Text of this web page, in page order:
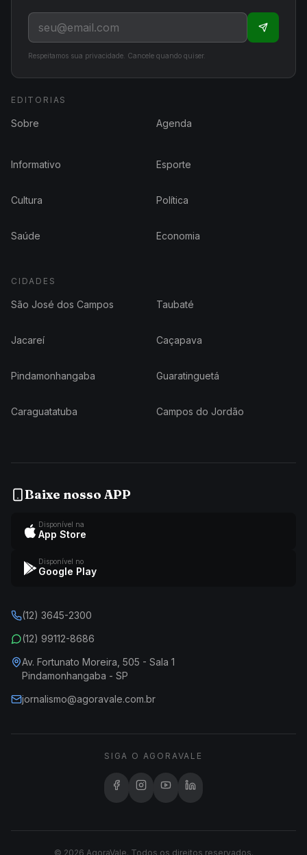
Respeitamos sua privacidade. Cancele quando quiser.
EDITORIAS
Sobre Agenda
Informativo Esporte
Cultura Política
Saúde Economia
CIDADES
São José dos Campos Taubaté
Jacareí Caçapava
Pindamonhangaba Guaratinguetá
Caraguatatuba Campos do Jordão
Baixe nosso APP
Disponível na
App Store
Disponível no
Google Play
(12) 3645-2300
(12) 99112-8686
Av. Fortunato Moreira, 505 - Sala 1
Pindamonhangaba - SP
jornalismo@agoravale.com.br
SIGA O AGORAVALE
© 2026 AgoraVale. Todos os direitos reservados.